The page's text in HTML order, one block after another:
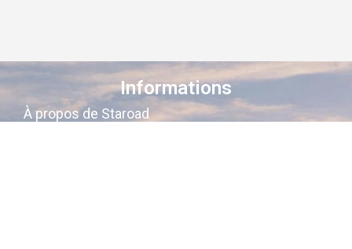
Informations
À propos de Staroad